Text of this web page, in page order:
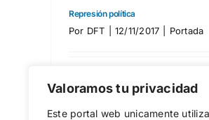
Valoramos tu privacidad
Este portal web unicamente
Represión política
Por DFT 12/11/2017 Portada
Como ya viene siendo
vísperas de unas